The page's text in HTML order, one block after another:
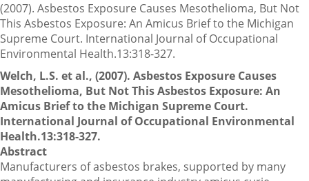
(2007). Asbestos Exposure Causes Mesothelioma, But Not
This Asbestos Exposure: An Amicus Brief to the Michigan
Supreme Court. International Journal of Occupational
Environmental Health.13:318-327.
Welch, L.S. et al., (2007). Asbestos Exposure Causes
Mesothelioma, But Not This Asbestos Exposure: An
Amicus Brief to the Michigan Supreme Court.
International Journal of Occupational Environmental
Health.13:318-327.
Abstract
Manufacturers of asbestos brakes, supported by many